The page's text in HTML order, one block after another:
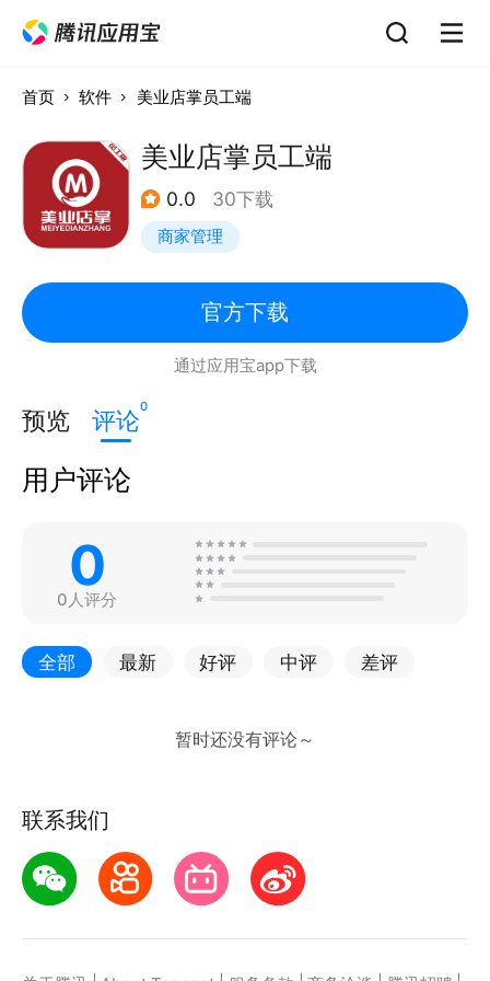
首页 软件 美业店掌员工端
美业店掌员工端
0.0 30下载
商家管理
官方下载
通过应用宝app下载
预览 评论0
用户评论
0
0人评分
全部 最新 好评 中评 差评
联系我们